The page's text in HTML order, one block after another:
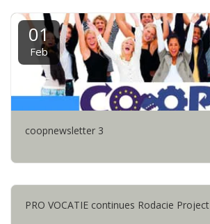
01
Feb
coopnewsletter 3
PRO VOCATIE continues Rodacie Project